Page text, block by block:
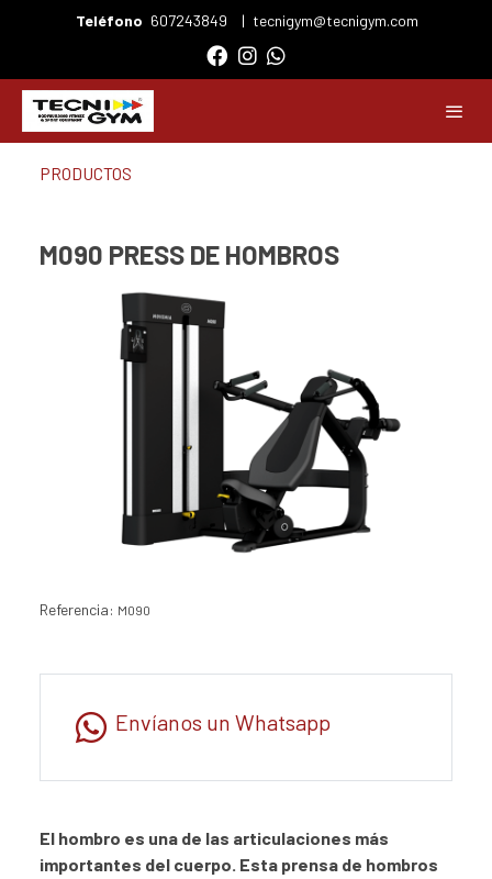
Teléfono 607243849 | tecnigym@tecnigym.com
PRODUCTOS
M090 PRESS DE HOMBROS
Referencia: M090
Envíanos un Whatsapp
El hombro es una de las articulaciones más
importantes del cuerpo. Esta prensa de hombros